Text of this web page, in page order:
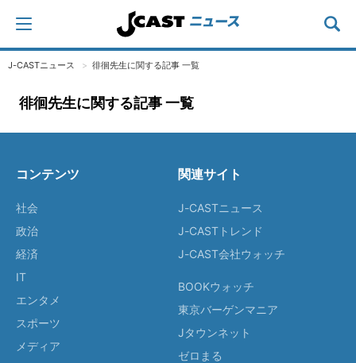
J-CASTニュース 徘徊先生に関する記事 一覧
徘徊先生に関する記事 一覧
コンテンツ
社会
政治
経済
IT
エンタメ
スポーツ
メディア
関連サイト
J-CASTニュース
J-CASTトレンド
J-CAST会社ウォッチ
BOOKウォッチ
東京バーゲンマニア
Jタウンネット
ゼロまる